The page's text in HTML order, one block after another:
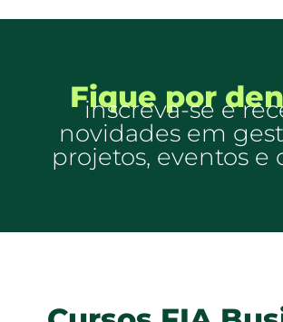
Fique por
inscreva-se e
novidades em
projetos, eventos e